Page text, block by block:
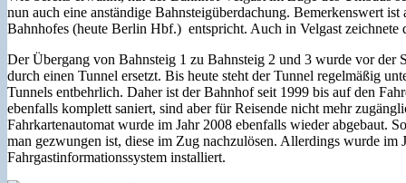
nun auch eine anständige Bahnsteigüberdachung. Bemerkenswert
Bahnhofes (heute Berlin Hbf.) entspricht. Auch in Velgast
Der Übergang von Bahnsteig 1 zu Bahnsteig 2 und 3 wurde vor der
durch einen Tunnel ersetzt. Bis heute steht der Tunnel regelmäßig
Tunnels entbehrlich. Daher ist der Bahnhof seit 1999 bis auf den
ebenfalls komplett saniert, sind aber für Reisende nicht mehr
Fahrkartenautomat wurde im Jahr 2008 ebenfalls wieder abgebaut.
man gezwungen ist, diese im Zug nachzulösen. Allerdings wurde
Fahrgastinformationssystem installiert.